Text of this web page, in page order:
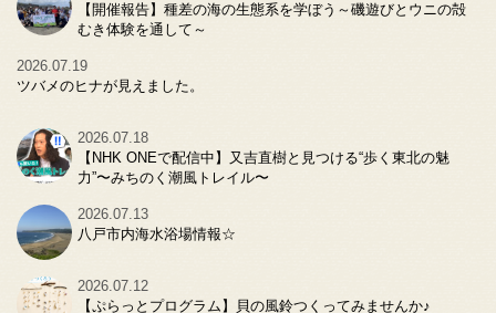
【開催報告】種差の海の生態系を学ぼう～磯遊びとウニの殻
むき体験を通して～
2026.07.19
ツバメのヒナが見えました。
2026.07.18
【NHK ONEで配信中】又吉直樹と見つける“歩く東北の魅
力”〜みちのく潮風トレイル〜
2026.07.13
八戸市内海水浴場情報☆
2026.07.12
【ぷらっとプログラム】貝の風鈴つくってみませんか♪